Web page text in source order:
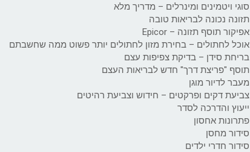
סוגי ויטמינים ומינרלים – מדריך מלא
תזונה נכונה לבריאות טובה
אפיקור תוסף תזונה – Epicor
אוכל לחתולים – בחירת מזון לחתולים יותר פשוט ממה שחשבתם
בריחת סידן – בדיקת צפיפות עצם
תוסף "פריצת דרך" חדש לבריאות העצם
מעבר לדיור מוגן
צביעת דקים ופרקטים – חידוש וצביעת רהיטים
ייעוץ והדרכה לסדר
פתרונות אחסון
סידור מחסן
סידור חדרי ילדים